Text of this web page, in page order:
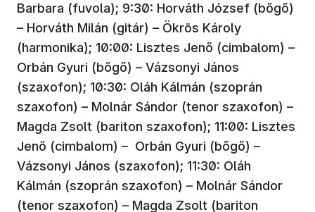
Barbara (fuvola); 9:30: Horváth József (bőgő)
– Horváth Milán (gitár) – Ökrös Károly
(harmonika); 10:00: Lisztes Jenő (cimbalom) –
Orbán Gyuri (bőgő) – Vázsonyi János
(szaxofon); 10:30: Oláh Kálmán (szoprán
szaxofon) – Molnár Sándor (tenor szaxofon) –
Magda Zsolt (bariton szaxofon); 11:00: Lisztes
Jenő (cimbalom) – Orbán Gyuri (bőgő) –
Vázsonyi János (szaxofon); 11:30: Oláh
Kálmán (szoprán szaxofon) – Molnár Sándor
(tenor szaxofon) – Magda Zsolt (bariton